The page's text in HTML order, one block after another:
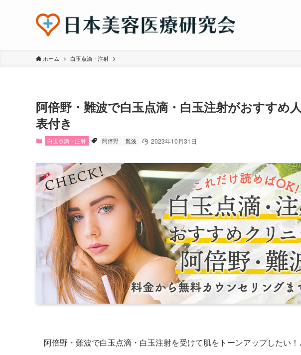
ホーム 白玉点滴・注射
阿倍野・難波で白玉点滴・白玉注射がおすすめ
表付き
白玉点滴・注射 阿倍野 難波 2023年10月31日
阿倍野・難波で白玉点滴・白玉注射を受けて肌をトーンアップしたい！